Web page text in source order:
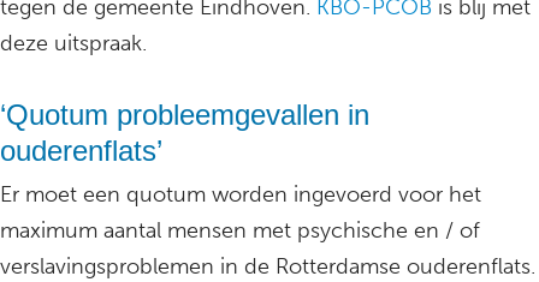
tegen de gemeente Eindhoven. KBO-PCOB is blij met
deze uitspraak.
‘Quotum probleemgevallen in
ouderenflats’
Er moet een quotum worden ingevoerd voor het
maximum aantal mensen met psychische en / of
verslavingsproblemen in de Rotterdamse ouderenflats.